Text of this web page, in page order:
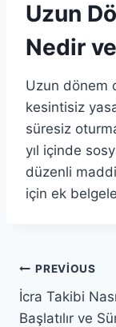
Uzun
Nedir ve
Uzun dönem
kesintisiz
süresiz
yıl içinde
düzenli
için ek
Yazı
PREVIOUS
İcra Takibi
Başlatılır ve